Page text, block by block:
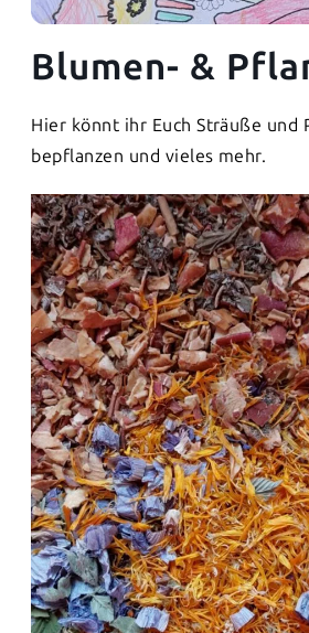
Blumen- &
Hier könnt ihr Euch Sträuße und
bepflanzen und vieles mehr.